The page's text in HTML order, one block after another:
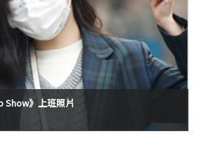
Show》上班照片